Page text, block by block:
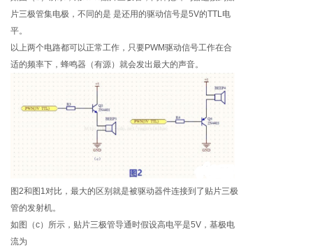
片三极管集电极，不同的是 是还用的驱动信号是5V的TTL电
平。
以上两个电路都可以正常工作，只要PWM驱动信号工作在合
适的频率下，蜂鸣器（有源）就会发出最大的声音。
图2和图1对比，最大的区别就是被驱动器件连接到了贴片三极
管的发射机。
如图（c）所示，贴片三极管导通时假设高电平是5V，基极电
流为